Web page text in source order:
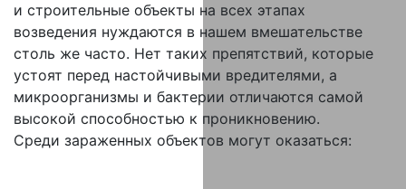
и строительные объекты на всех этапах
возведения нуждаются в нашем вмешательстве
столь же часто. Нет таких препятствий, которые
устоят перед настойчивыми вредителями, а
микроорганизмы и бактерии отличаются самой
высокой способностью к проникновению.
Среди зараженных объектов могут оказаться: